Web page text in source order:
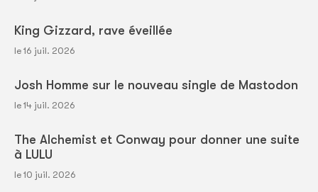
King Gizzard, rave éveillée
le 16 juil. 2026
Josh Homme sur le nouveau single de Mastodon
le 14 juil. 2026
The Alchemist et Conway pour donner une suite
à LULU
le 10 juil. 2026